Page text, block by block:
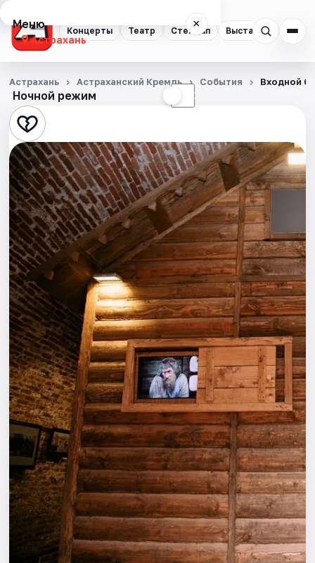
Концерты Театр Стендап Выставки
Меню ×
Астрахань
Концерты
Театр
Стендап
Выставки
Квесты
Экскурсии
Спорт
События
Города
Площадки
Артисты
Рейтинги
Ночной режим ☾
Астрахань Астраханский Кремль События Входной